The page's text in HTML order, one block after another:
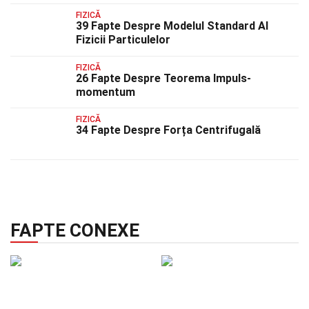
FIZICĂ
39 Fapte Despre Modelul Standard Al
Fizicii Particulelor
FIZICĂ
26 Fapte Despre Teorema Impuls-
momentum
FIZICĂ
34 Fapte Despre Forța Centrifugală
FAPTE CONEXE